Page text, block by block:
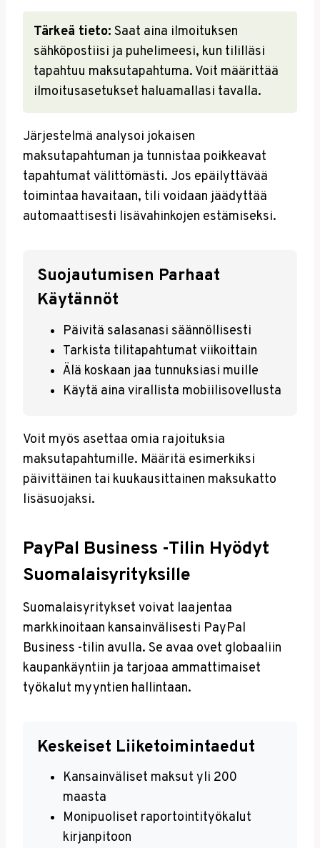
Tärkeä tieto: Saat aina ilmoituksen
sähköpostiisi ja puhelimeesi, kun tililläsi
tapahtuu maksutapahtuma. Voit määrittää
ilmoitusasetukset haluamallasi tavalla.
Järjestelmä analysoi jokaisen
maksutapahtuman ja tunnistaa poikkeavat
tapahtumat välittömästi. Jos epäilyttävää
toimintaa havaitaan, tili voidaan jäädyttää
automaattisesti lisävahinkojen estämiseksi.
Suojautumisen Parhaat
Käytännöt
Päivitä salasanasi säännöllisesti
Tarkista tilitapahtumat viikoittain
Älä koskaan jaa tunnuksiasi muille
Käytä aina virallista mobiilisovellusta
Voit myös asettaa omia rajoituksia
maksutapahtumille. Määritä esimerkiksi
päivittäinen tai kuukausittainen maksukatto
lisäsuojaksi.
PayPal Business -tilin Hyödyt
Suomalaisyrityksille
Suomalaisyritykset voivat laajentaa
markkinoitaan kansainvälisesti PayPal
Business -tilin avulla. Se avaa ovet globaaliin
kaupankäyntiin ja tarjoaa ammattimaiset
työkalut myyntien hallintaan.
Keskeiset Liiketoimintaedut
Kansainväliset maksut yli 200
maasta
Monipuoliset raportointityökalut
kirjanpitoon